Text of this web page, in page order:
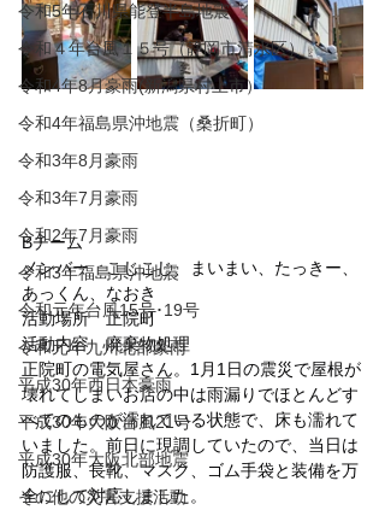
令和5年石川県能登半島地震
令和４年台風１５号（静岡市清水区）
令和4年8月豪雨(新潟県村上市）
令和4年福島県沖地震（桑折町）
令和3年8月豪雨
令和3年7月豪雨
令和2年7月豪雨
令和3年福島県沖地震
令和元年台風15号･19号
令和元年九州北部豪雨
平成30年西日本豪雨
平成30年大阪台風21号
平成30年大阪北部地震
その他の災害支援活動
Bチーム
メンバー　こじこじ、まいまい、たっきー、
あっくん、なおき
活動場所　正院町
活動内容　廃棄物処理
正院町の電気屋さん。1月1日の震災で屋根が
壊れてしまいお店の中は雨漏りでほとんどす
べてのものが濡れている状態で、床も濡れて
いました。前日に現調していたので、当日は
防護服、長靴、マスク、ゴム手袋と装備を万
全にして対応しました。